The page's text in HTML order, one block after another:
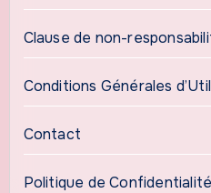
Clause de non-
Conditions Générales
Contact
Politique de Confidentialité